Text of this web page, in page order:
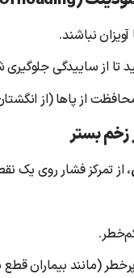
نباشند.
تا از ساییدگی
از پاها (از
، از تمرکز فشار روی یک
پرخطر (مانند بیماران